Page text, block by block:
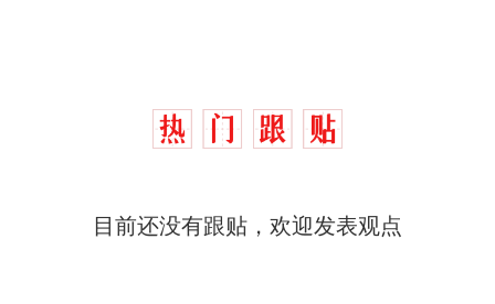
目前还没有跟贴，欢迎发表观点
热
那个在床头放菜刀的女孩，
么？